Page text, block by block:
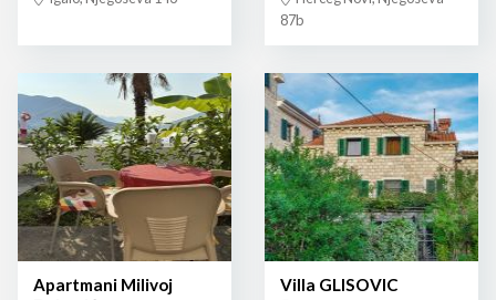
87b
Apartmani Milivoj
Villa GLISOVIC